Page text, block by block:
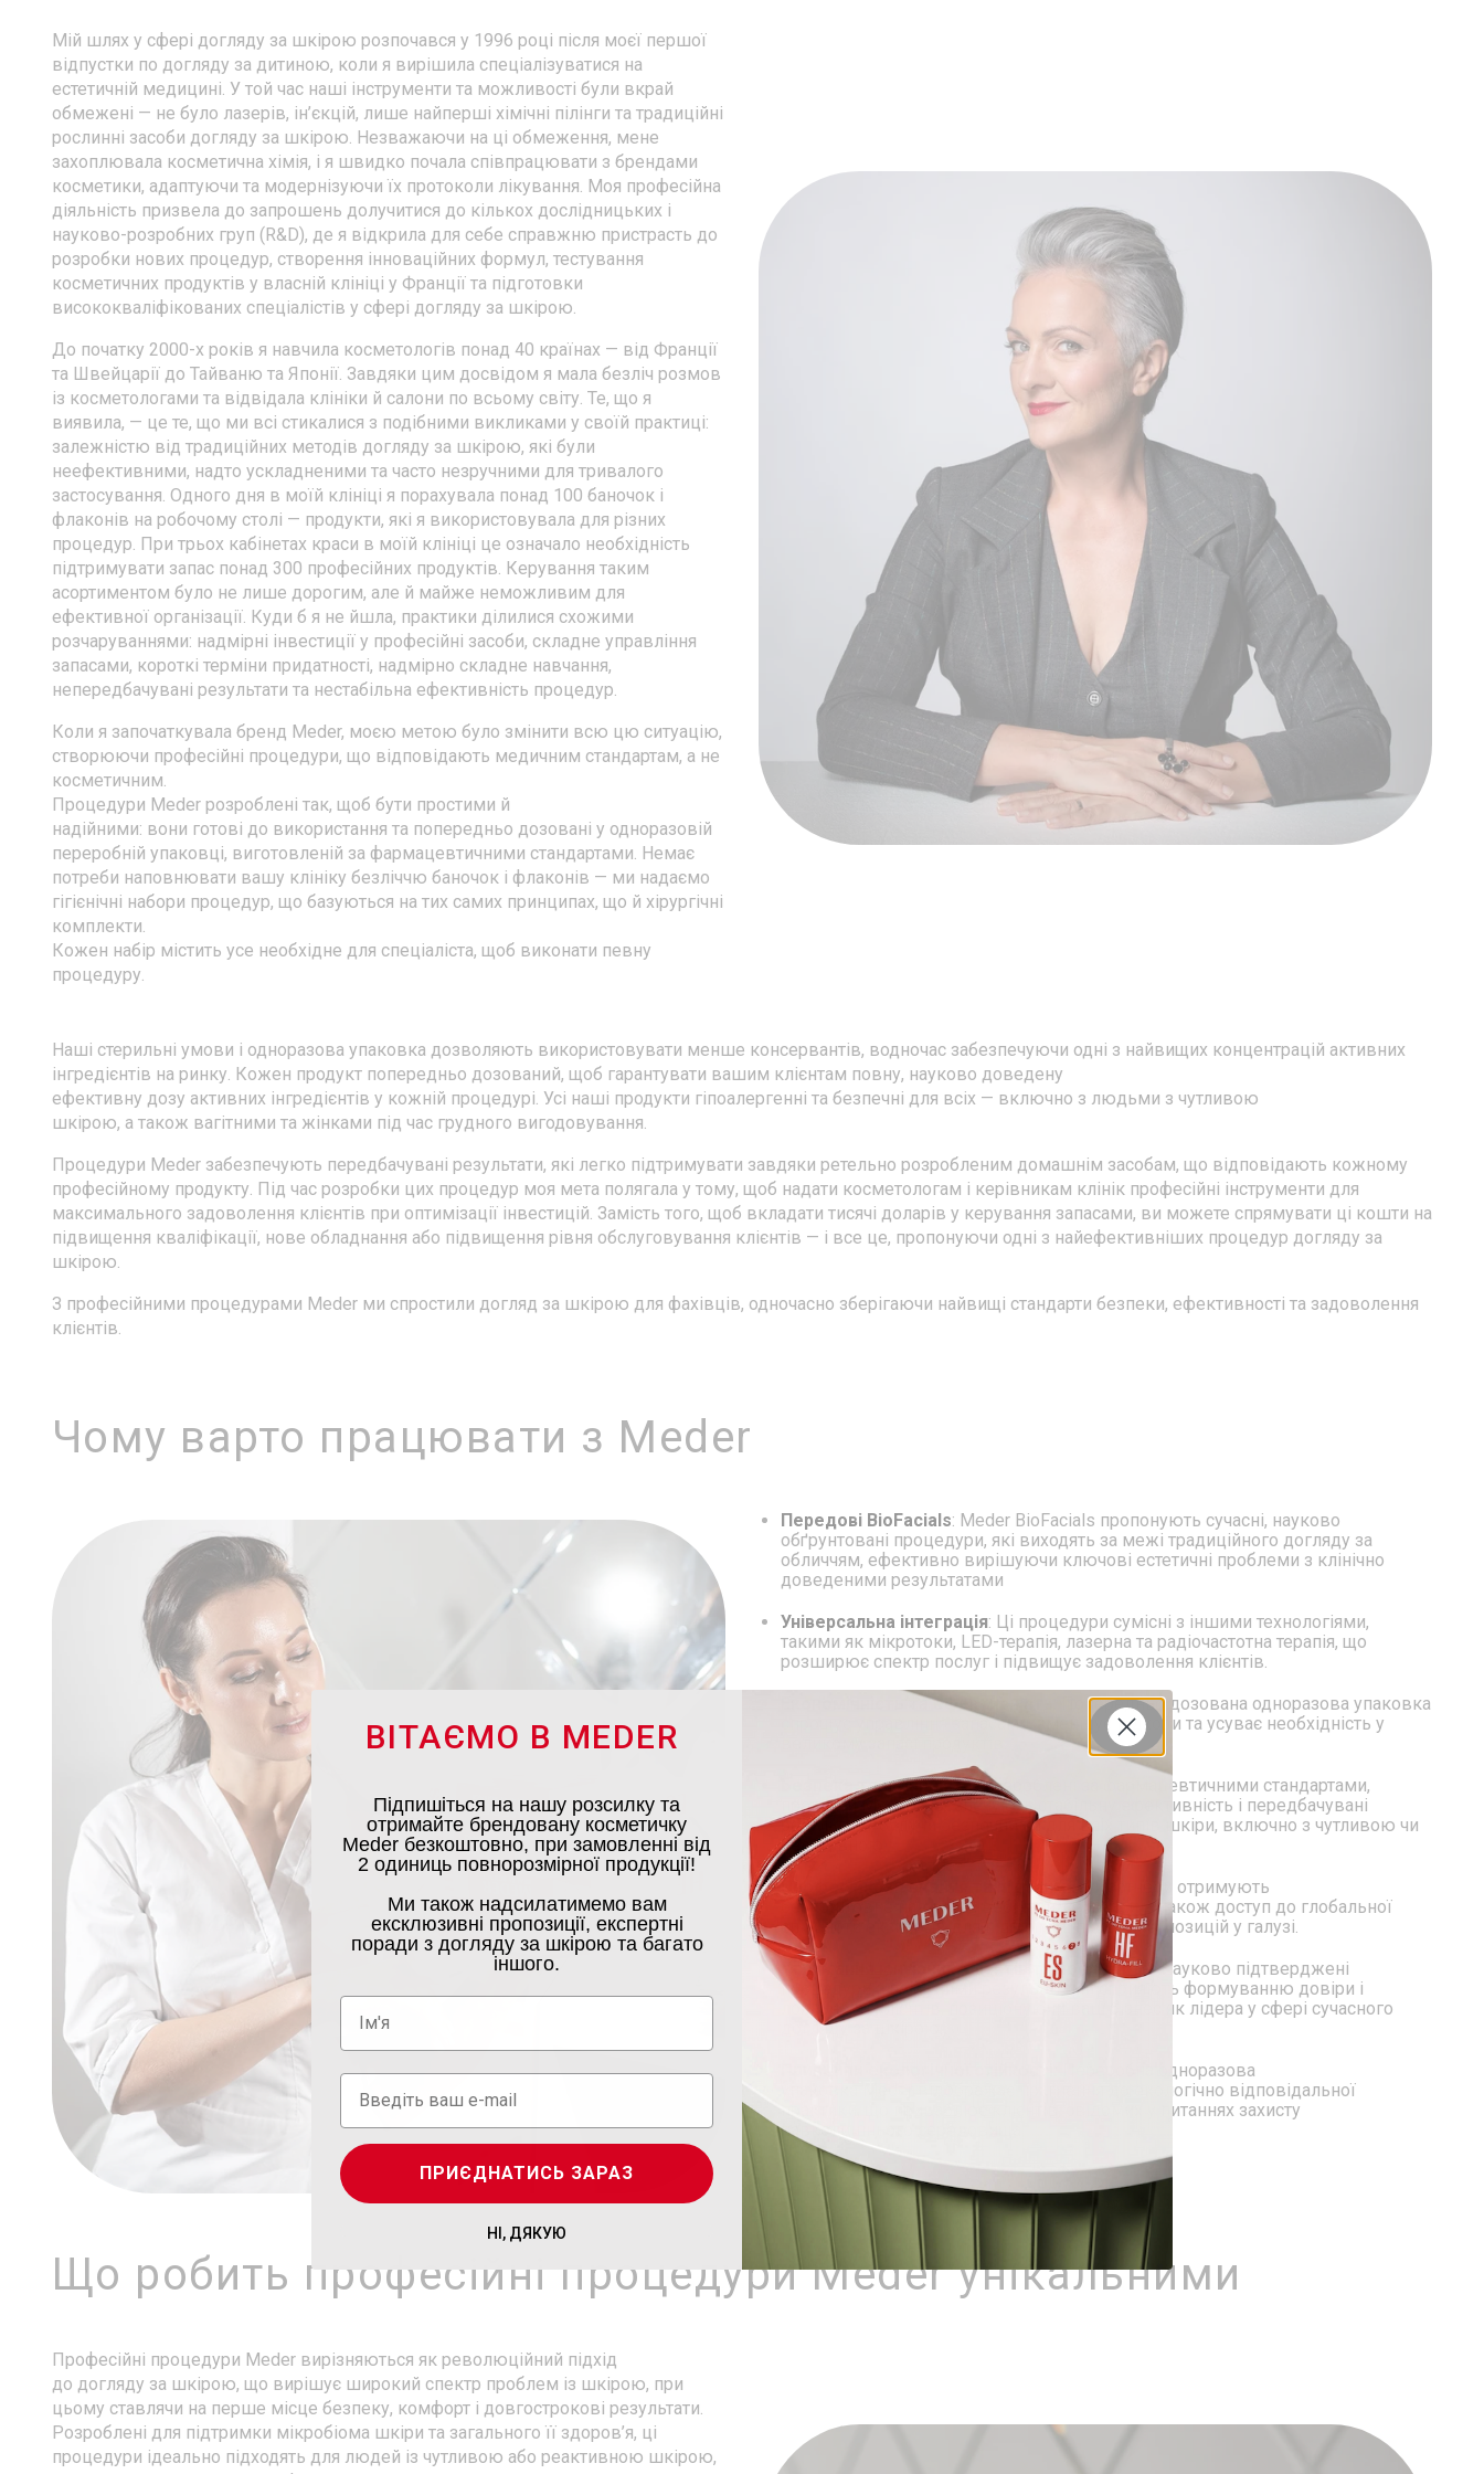
КРЕМИ ДЛЯ ОБЛИЧЧЯ
ДОГЛЯД ЗА ШКІРОЮ НАВКОЛО
ОЧЕЙ
ДОГЛЯД ЗА ТІЛОМ
ПОДАРУНКОВИЙ СЕРТИФІКАТ
НОВИНКА! АКТИВНЕ
ДОВГОЛІТТЯ
ТРЕВЕЛ-ФОРМАТ
ДОГЛЯД ЗА ЗРІЛОЮ ШКІРОЮ
ДОГЛЯД ЗА НАБРЯКЛИМ
ОБЛИЧЧЯМ
Мій шлях у сфері догляду за шкірою розпочався у 1996 році після моєї першої
відпустки по догляду за дитиною, коли я вирішила спеціалізуватися на
естетичній медицині. У той час наші інструменти та можливості були вкрай
обмежені — не було лазерів, ін’єкцій, лише найперші хімічні пілінги та традиційні
рослинні засоби догляду за шкірою. Незважаючи на ці обмеження, мене
захоплювала косметична хімія, і я швидко почала співпрацювати з брендами
косметики, адаптуючи та модернізуючи їх протоколи лікування. Моя професійна
діяльність призвела до запрошень долучитися до кількох дослідницьких і
науково-розробних груп (R&D), де я відкрила для себе справжню пристрасть до
розробки нових процедур, створення інноваційних формул, тестування
косметичних продуктів у власній клініці у Франції та підготовки
висококваліфікованих спеціалістів у сфері догляду за шкірою.
До початку 2000-х років я навчила косметологів понад 40 країнах — від Франції
та Швейцарії до Тайваню та Японії. Завдяки цим досвідом я мала безліч розмов
із косметологами та відвідала клініки й салони по всьому світу. Те, що я
виявила, — це те, що ми всі стикалися з подібними викликами у своїй практиці:
залежністю від традиційних методів догляду за шкірою, які були
неефективними, надто ускладненими та часто незручними для тривалого
застосування. Одного дня в моїй клініці я порахувала понад 100 баночок і
флаконів на робочому столі — продукти, які я використовувала для різних
процедур. При трьох кабінетах краси в моїй клініці це означало необхідність
підтримувати запас понад 300 професійних продуктів. Керування таким
асортиментом було не лише дорогим, але й майже неможливим для
ефективної організації. Куди б я не йшла, практики ділилися схожими
розчаруваннями: надмірні інвестиції у професійні засоби, складне управління
запасами, короткі терміни придатності, надмірно складне навчання,
непередбачувані результати та нестабільна ефективність процедур.
Коли я започаткувала бренд Meder, моєю метою було змінити всю цю ситуацію,
створюючи професійні процедури, що відповідають медичним стандартам, а не
косметичним.
Процедури Meder розроблені так, щоб бути простими й
надійними: вони готові до використання та попередньо дозовані у одноразовій
переробній упаковці, виготовленій за фармацевтичними стандартами. Немає
потреби наповнювати вашу клініку безліччю баночок і флаконів — ми надаємо
гігієнічні набори процедур, що базуються на тих самих принципах, що й хірургічні
комплекти.
Кожен набір містить усе необхідне для спеціаліста, щоб виконати певну
процедуру.
Наші стерильні умови і одноразова упаковка дозволяють використовувати менше консервантів, водночас забезпечуючи одні з найвищих концентрацій активних
інгредієнтів на ринку. Кожен продукт попередньо дозований, щоб гарантувати вашим клієнтам повну, науково доведену
ефективну дозу активних інгредієнтів у кожній процедурі. Усі наші продукти гіпоалергенні та безпечні для всіх — включно з людьми з чутливою
шкірою, а також вагітними та жінками під час грудного вигодовування.
Процедури Meder забезпечують передбачувані результати, які легко підтримувати завдяки ретельно розробленим домашнім засобам, що відповідають кожному
професійному продукту. Під час розробки цих процедур моя мета полягала у тому, щоб надати косметологам і керівникам клінік професійні інструменти для
максимального задоволення клієнтів при оптимізації інвестицій. Замість того, щоб вкладати тисячі доларів у керування запасами, ви можете спрямувати ці кошти на
підвищення кваліфікації, нове обладнання або підвищення рівня обслуговування клієнтів — і все це, пропонуючи одні з найефективніших процедур догляду за
шкірою.
З професійними процедурами Meder ми спростили догляд за шкірою для фахівців, одночасно зберігаючи найвищі стандарти безпеки, ефективності та задоволення
клієнтів.
Чому варто працювати з Meder
Передові BioFacials: Meder BioFacials пропонують сучасні, науково
обґрунтовані процедури, які виходять за межі традиційного догляду за
обличчям, ефективно вирішуючи ключові естетичні проблеми з клінічно
доведеними результатами
Універсальна інтеграція: Ці процедури сумісні з іншими технологіями,
такими як мікротоки, LED-терапія, лазерна та радіочастотна терапія, що
розширює спектр послуг і підвищує задоволення клієнтів.
Економічність та ефективність
: Попередньо дозована одноразова упаковка
спрощує управління запасами, зменшує відходи та усуває необхідність у
Безпека та надійність:Розроблені за фармацевтичними стандартами,
продукти Meder забезпечують стабільну ефективність і передбачувані
результати, будучи безпечними для всіх типів шкіри, включно з чутливою чи
реактивною.
Професійне навчання та підтримка: Партнери отримують
безкоштовне навчання, вебінари, семінари, а також доступ до глобальної
спільноти експертів для підтримки провідних позицій у галузі.
Утримання існуючих клієнтів та лояльність:Науково підтверджені
процедури з помітними результатами сприяють формуванню довіри і
лояльності клієнтів, позиціонуючи ваш бізнес як лідера у сфері сучасного
догляду за шкірою.
Переробна одноразова
упаковка Meder відображає прагнення до екологічно відповідальної
практики, що приваблює клієнтів, свідомих у питаннях захисту
навколишнього середовища.
Що робить професійні процедури Meder унікальними
Професійні процедури Meder вирізняються як революційний підхід
до догляду за шкірою, що вирішує широкий спектр проблем із шкірою, при
цьому ставлячи на перше місце безпеку, комфорт і довгострокові результати.
Розроблені для підтримки мікробіома шкіри та загального її здоров’я, ці
процедури ідеально підходять для людей із чутливою або реактивною шкірою,
ВІТАЄМО В MEDER
Підпишіться на нашу розсилку та
отримайте брендовану косметичку
Meder безкоштовно, при замовленні від
2 одиниць повнорозмірної продукції!
Ми також надсилатимемо вам
ексклюзивні пропозиції, експертні
поради з догляду за шкірою та багато
іншого.
ПРИЄДНАТИСЬ ЗАРАЗ
НІ, ДЯКУЮ